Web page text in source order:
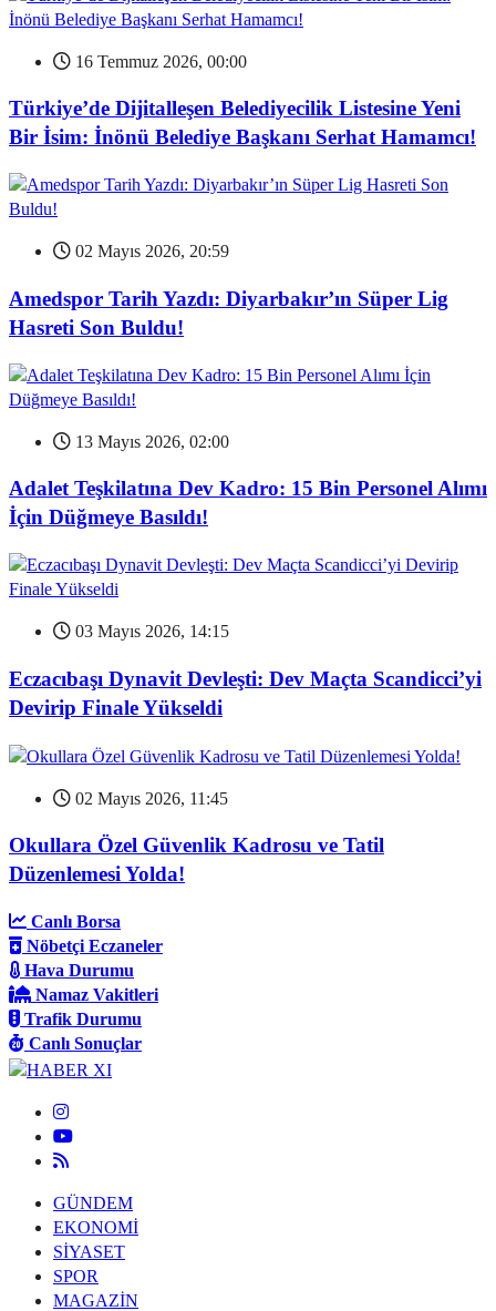
16 Temmuz 2026, 00:00
Türkiye’de Dijitalleşen Belediyecilik Listesine Yeni
Bir İsim: İnönü Belediye Başkanı Serhat Hamamcı!
02 Mayıs 2026, 20:59
Amedspor Tarih Yazdı: Diyarbakır’ın Süper Lig
Hasreti Son Buldu!
13 Mayıs 2026, 02:00
Adalet Teşkilatına Dev Kadro: 15 Bin Personel Alımı
İçin Düğmeye Basıldı!
03 Mayıs 2026, 14:15
Eczacıbaşı Dynavit Devleşti: Dev Maçta Scandicci’yi
Devirip Finale Yükseldi
02 Mayıs 2026, 11:45
Okullara Özel Güvenlik Kadrosu ve Tatil
Düzenlemesi Yolda!
Canlı Borsa
Nöbetçi Eczaneler
Hava Durumu
Namaz Vakitleri
Trafik Durumu
Canlı Sonuçlar
GÜNDEM
EKONOMİ
SİYASET
SPOR
MAGAZİN